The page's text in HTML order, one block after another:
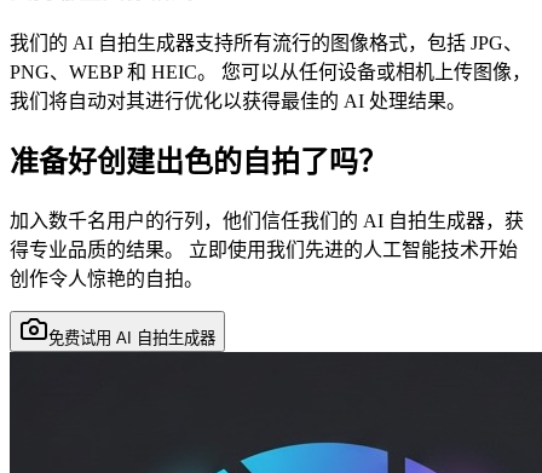
我们的 AI 自拍生成器支持所有流行的图像格式，包括 JPG、
PNG、WEBP 和 HEIC。 您可以从任何设备或相机上传图像，
我们将自动对其进行优化以获得最佳的 AI 处理结果。
准备好创建出色的自拍了吗？
加入数千名用户的行列，他们信任我们的 AI 自拍生成器，获
得专业品质的结果。 立即使用我们先进的人工智能技术开始
创作令人惊艳的自拍。
免费试用 AI 自拍生成器